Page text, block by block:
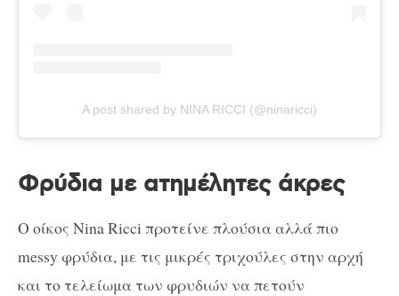
A post shared by NINA RICCI (@ninaricci)
Φρύδια με ατημέλητες άκρες
Ο οίκος Nina Ricci προτείνε πλούσια αλλά πιο
messy φρύδια, με τις μικρές τριχούλες στην αρχή
και το τελείωμα των φρυδιών να πετούν